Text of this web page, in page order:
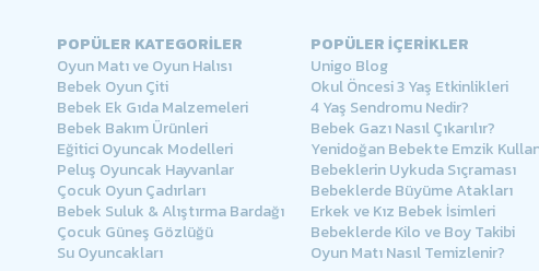
POPÜLER KATEGORİLER
Oyun Matı ve Oyun Halısı
Bebek Oyun Çiti
Bebek Ek Gıda Malzemeleri
Bebek Bakım Ürünleri
Eğitici Oyuncak Modelleri
Peluş Oyuncak Hayvanlar
Çocuk Oyun Çadırları
Bebek Suluk & Alıştırma Bardağı
Çocuk Güneş Gözlüğü
Su Oyuncakları
POPÜLER İÇERİKLER
Unigo Blog
Okul Öncesi 3 Yaş Etkinlikleri
4 Yaş Sendromu Nedir?
Bebek Gazı Nasıl Çıkarılır?
Yenidoğan Bebekte Emzik
Bebeklerin Uykuda Sıçraması
Bebeklerde Büyüme Atakları
Erkek ve Kız Bebek İsimleri
Bebeklerde Kilo ve Boy Takibi
Oyun Matı Nasıl Temizlenir?